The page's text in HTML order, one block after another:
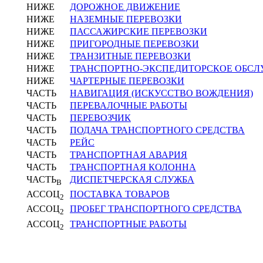
НИЖЕ
ДОРОЖНОЕ ДВИЖЕНИЕ
НИЖЕ
НАЗЕМНЫЕ ПЕРЕВОЗКИ
НИЖЕ
ПАССАЖИРСКИЕ ПЕРЕВОЗКИ
НИЖЕ
ПРИГОРОДНЫЕ ПЕРЕВОЗКИ
НИЖЕ
ТРАНЗИТНЫЕ ПЕРЕВОЗКИ
НИЖЕ
ТРАНСПОРТНО-ЭКСПЕДИТОРСКОЕ
НИЖЕ
ЧАРТЕРНЫЕ ПЕРЕВОЗКИ
ЧАСТЬ
НАВИГАЦИЯ (ИСКУССТВО ВОЖДЕНИЯ)
ЧАСТЬ
ПЕРЕВАЛОЧНЫЕ РАБОТЫ
ЧАСТЬ
ПЕРЕВОЗЧИК
ЧАСТЬ
ПОДАЧА ТРАНСПОРТНОГО СРЕДСТВА
ЧАСТЬ
РЕЙС
ЧАСТЬ
ТРАНСПОРТНАЯ АВАРИЯ
ЧАСТЬ
ТРАНСПОРТНАЯ КОЛОННА
ЧАСТЬВ
ДИСПЕТЧЕРСКАЯ СЛУЖБА
АССОЦ2
ПОСТАВКА ТОВАРОВ
АССОЦ2
ПРОБЕГ ТРАНСПОРТНОГО СРЕДСТВА
АССОЦ2 ТРАНСПОРТНЫЕ РАБОТЫ